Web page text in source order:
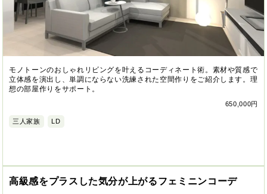
モノトーンのおしゃれリビングを叶えるコーディネート術。素材や質感で
立体感を演出し、単調にならない洗練された空間作りをご紹介します。理
想の部屋作りをサポート。
650,000円
三人家族 LD
高級感をプラスした気分が上がるフェミニンコーデ